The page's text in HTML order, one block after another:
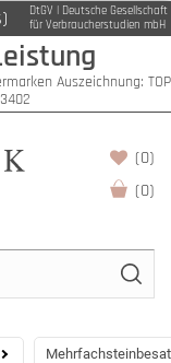
DtGV | Deutsche Gesellschaft
für Verbraucherstudien mbH
Auszeichnung: TOP
(0)
(0)